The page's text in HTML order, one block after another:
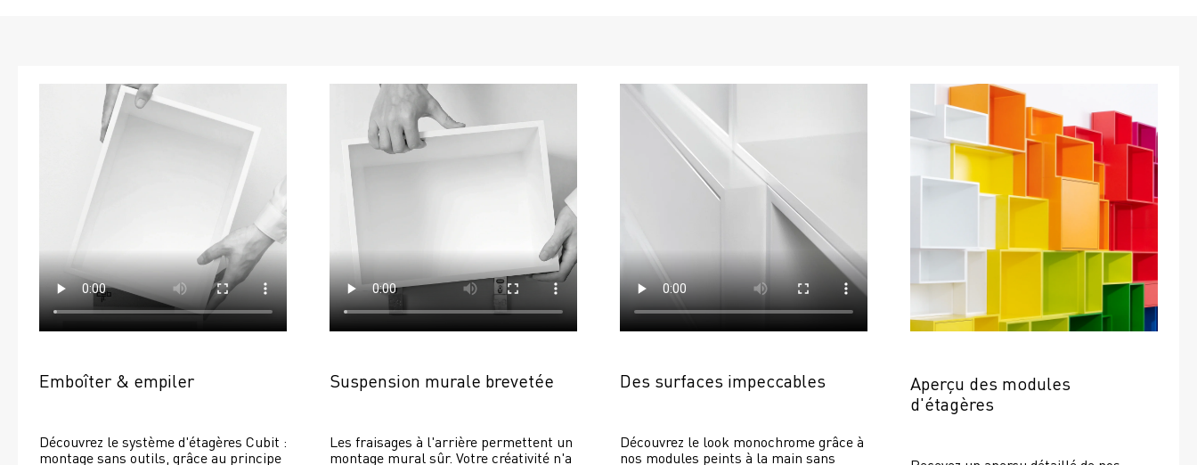
Emboîter & empiler
Découvrez le système d'étagères Cubit :
montage sans outils, grâce au principe
Suspension murale brevetée
Les fraisages à l'arrière permettent un
montage mural sûr. Votre créativité n'a
Des surfaces impeccables
Découvrez le look monochrome grâce à
nos modules peints à la main sans
Aperçu des modules
d'étagères